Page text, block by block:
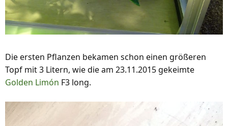
Die ersten Pflanzen bekamen schon einen größeren
Topf mit 3 Litern, wie die am 23.11.2015 gekeimte
Golden Limón F3 long.